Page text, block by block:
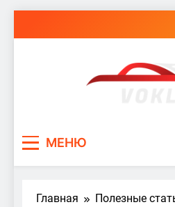
МЕНЮ
Главная
Полезные